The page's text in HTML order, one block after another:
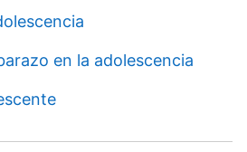
en la adolescencia